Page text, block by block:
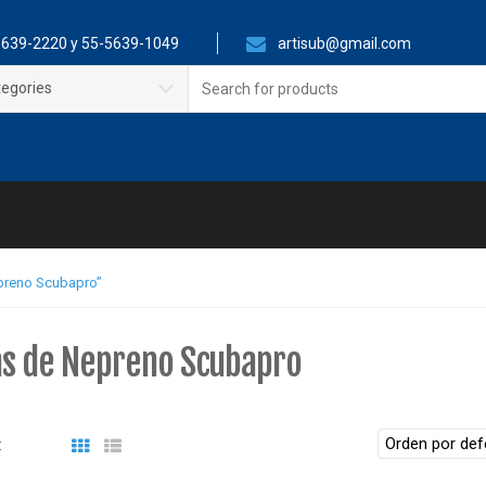
2220 y 55-5639-1049 artisub@gmail.com
for:
Scubapro”
de Nepreno Scubapro